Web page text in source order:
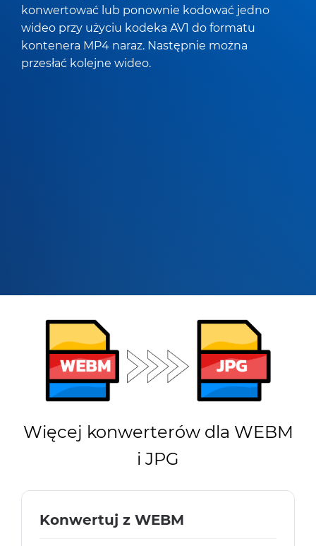
konwertować lub ponownie kodować jedno
wideo przy użyciu kodeka AV1 do formatu
kontenera MP4 naraz. Następnie można
przesłać kolejne wideo.
Więcej konwerterów dla WEBM
i JPG
Konwertuj z WEBM